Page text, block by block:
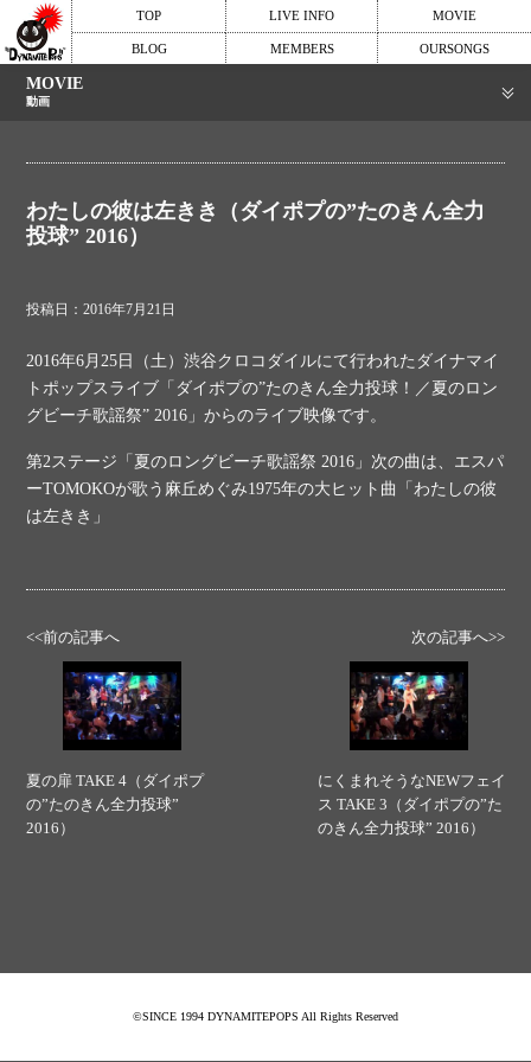
TOP LIVE INFO MOVIE
BLOG MEMBERS OURSONGS
MOVIE
動画
わたしの彼は左きき（ダイポプの”たのきん全力
投球” 2016）
投稿日：2016年7月21日
2016年6月25日（土）渋谷クロコダイルにて行われたダイナマイ
トポップスライブ「ダイポプの”たのきん全力投球！／夏のロン
グビーチ歌謡祭” 2016」からのライブ映像です。
第2ステージ「夏のロングビーチ歌謡祭 2016」次の曲は、エスパ
ーTOMOKOが歌う麻丘めぐみ1975年の大ヒット曲「わたしの彼
は左きき」
<<前の記事へ
夏の扉 TAKE 4（ダイポプ
の”たのきん全力投球”
2016）
次の記事へ>>
にくまれそうなNEWフェイ
ス TAKE 3（ダイポプの”た
のきん全力投球” 2016）
©SINCE 1994 DYNAMITEPOPS All Rights Reserved